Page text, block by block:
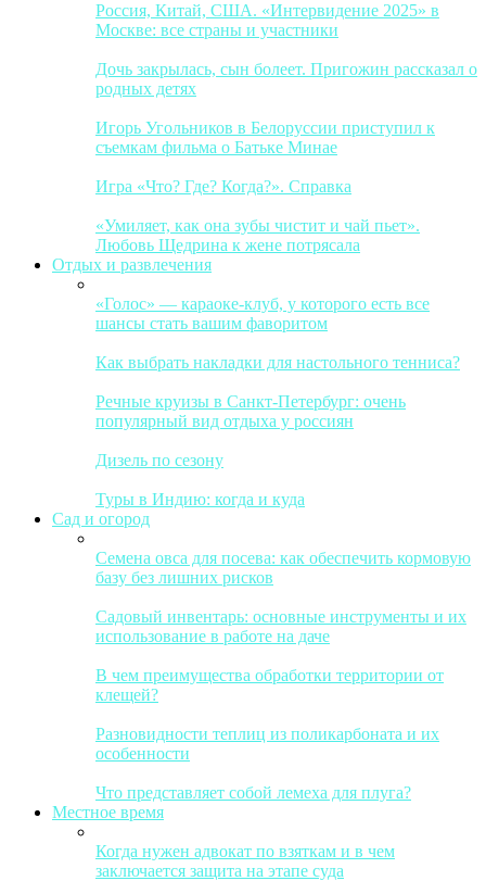
Россия, Китай, США. «Интервидение 2025» в
Москве: все страны и участники
Дочь закрылась, сын болеет. Пригожин рассказал о
родных детях
Игорь Угольников в Белоруссии приступил к
съемкам фильма о Батьке Минае
Игра «Что? Где? Когда?». Справка
«Умиляет, как она зубы чистит и чай пьет».
Любовь Щедрина к жене потрясала
Отдых и развлечения
«Голос» — караоке-клуб, у которого есть все
шансы стать вашим фаворитом
Как выбрать накладки для настольного тенниса?
Речные круизы в Санкт-Петербург: очень
популярный вид отдыха у россиян
Дизель по сезону
Туры в Индию: когда и куда
Сад и огород
Семена овса для посева: как обеспечить кормовую
базу без лишних рисков
Садовый инвентарь: основные инструменты и их
использование в работе на даче
В чем преимущества обработки территории от
клещей?
Разновидности теплиц из поликарбоната и их
особенности
Что представляет собой лемеха для плуга?
Местное время
Когда нужен адвокат по взяткам и в чем
заключается защита на этапе суда